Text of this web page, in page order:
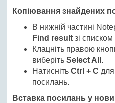
Копіювання знайдених
В нижній частині
Find result зі
Клацніть правою
виберіть Select All .
Натисніть Ctrl + C
посилань.
Вставка посилань у